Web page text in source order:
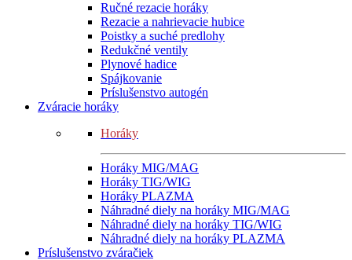
Ručné rezacie horáky
Rezacie a nahrievacie hubice
Poistky a suché predlohy
Redukčné ventily
Plynové hadice
Spájkovanie
Príslušenstvo autogén
Zváracie horáky
Horáky
Horáky MIG/MAG
Horáky TIG/WIG
Horáky PLAZMA
Náhradné diely na horáky MIG/MAG
Náhradné diely na horáky TIG/WIG
Náhradné diely na horáky PLAZMA
Príslušenstvo zváračiek